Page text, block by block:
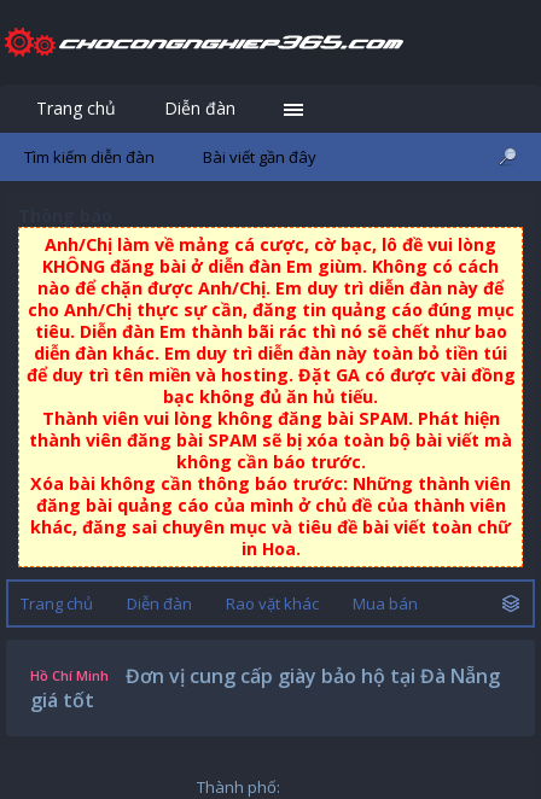
Anh/Chị làm về mảng cá cược, cờ bạc, lô đề vui lòng
KHÔNG đăng bài ở diễn đàn Em giùm. Không có cách
nào để chặn được Anh/Chị. Em duy trì diễn đàn này để
cho Anh/Chị thực sự cần, đăng tin quảng cáo đúng mục
tiêu. Diễn đàn Em thành bãi rác thì nó sẽ chết như bao
diễn đàn khác. Em duy trì diễn đàn này toàn bỏ tiền túi
để duy trì tên miền và hosting. Đặt GA có được vài đồng
bạc không đủ ăn hủ tiếu.
Thành viên vui lòng không đăng bài SPAM. Phát hiện
thành viên đăng bài SPAM sẽ bị xóa toàn bộ bài viết mà
không cần báo trước.
Xóa bài không cần thông báo trước: Những thành viên
đăng bài quảng cáo của mình ở chủ đề của thành viên
khác, đăng sai chuyên mục và tiêu đề bài viết toàn chữ
in Hoa.
Trang chủ Diễn đàn Rao vặt khác Mua bán
Hồ Chí Minh
Đơn vị cung cấp giày bảo hộ tại Đà Nẵng
giá tốt
Thành phố:
Trang chủ Diễn đàn
Tìm kiếm diễn đàn Bài viết gần đây Đăng ký